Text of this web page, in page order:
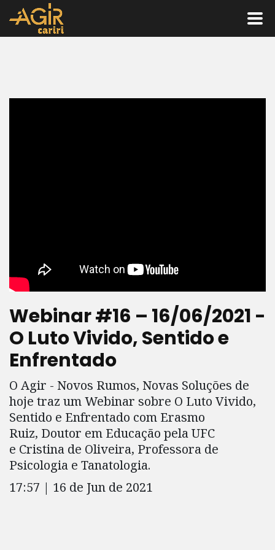
Webinar #16 – 16/06/2021 -
O Luto Vivido, Sentido e
Enfrentado
O Agir - Novos Rumos, Novas Soluções de
hoje traz um Webinar sobre O Luto Vivido,
Sentido e Enfrentado com Erasmo
Ruiz, Doutor em Educação pela UFC
e Cristina de Oliveira, Professora de
Psicologia e Tanatologia.
17:57 | 16 de Jun de 2021